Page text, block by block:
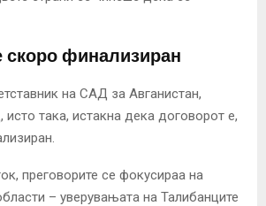
скоро финализиран
на САД за Авганистан,
исто така, истакна дека договорот е,
преговорите се фокусираа на
– уверувањата на Талибанците